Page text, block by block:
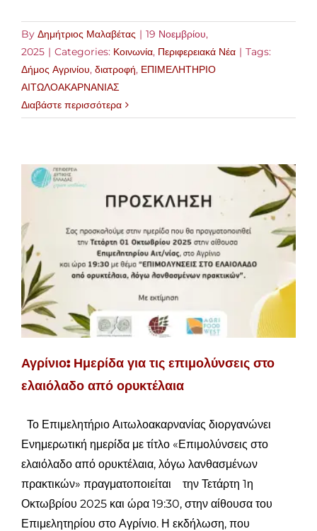
By Δημήτριος Μαλαβέτας | 19 Νοεμβρίου,
2025 | Categories: Κοινωνία, Περιφερειακά Νέα | Tags:
Δήμος Αγρινίου, διατροφή, ΕΠΙΜΕΛΗΤΗΡΙΟ
ΑΙΤΩΛΟΑΚΑΡΝΑΝΙΑΣ
Διαβάστε περισσότερα
Αγρίνιο: Ημερίδα για τις επιμολύνσεις στο
ελαιόλαδο από ορυκτέλαια
Το Επιμελητήριο Αιτωλοακαρνανίας διοργανώνει
Ενημερωτική ημερίδα με τίτλο «Επιμολύνσεις στο
ελαιόλαδο από ορυκτέλαια, λόγω λανθασμένων
πρακτικών» πραγματοποιείται την Τετάρτη 1η
Οκτωβρίου 2025 και ώρα 19:30, στην αίθουσα του
Επιμελητηρίου στο Αγρίνιο. Η εκδήλωση, που